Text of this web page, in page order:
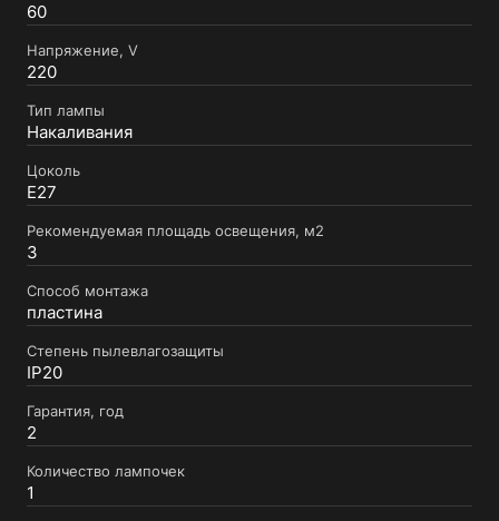
60
Напряжение, V
220
Тип лампы
Накаливания
Цоколь
E27
Рекомендуемая площадь освещения, м2
3
Способ монтажа
пластина
Степень пылевлагозащиты
IP20
Гарантия, год
2
Количество лампочек
1